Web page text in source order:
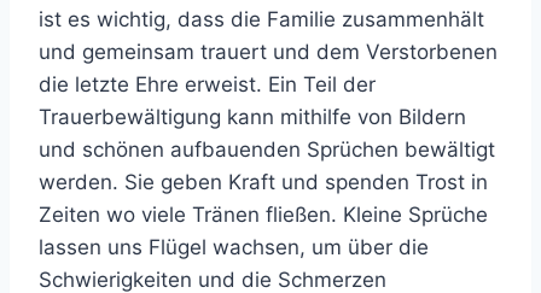
ist es wichtig, dass die Familie zusammenhält
und gemeinsam trauert und dem Verstorbenen
die letzte Ehre erweist. Ein Teil der
Trauerbewältigung kann mithilfe von Bildern
und schönen aufbauenden Sprüchen bewältigt
werden. Sie geben Kraft und spenden Trost in
Zeiten wo viele Tränen fließen. Kleine Sprüche
lassen uns Flügel wachsen, um über die
Schwierigkeiten und die Schmerzen